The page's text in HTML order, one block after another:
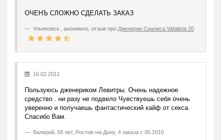
ОЧЕНЪ СЛОЖНО СДЕЛАТЬ ЗАКАЗ
Ульяновск , анонимно, отзыв про Дженерик Сиалиса Vidalista 20
16.02.2011
Пользуюсь дженериком Левитры. Очень надежное
средство . ни разу не подвело Чувствуешь себя очень
уверенно и получаешь фантастический кайф от секса.
Спасибо Вам.
Валерий 58 лет, Ростов-на-Дону, 4 заказа с 05.2010